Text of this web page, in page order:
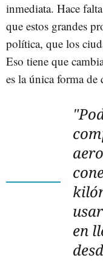
inmediata. Hace
que estos grandes
política, que los
Eso tiene que
es la única forma de
en